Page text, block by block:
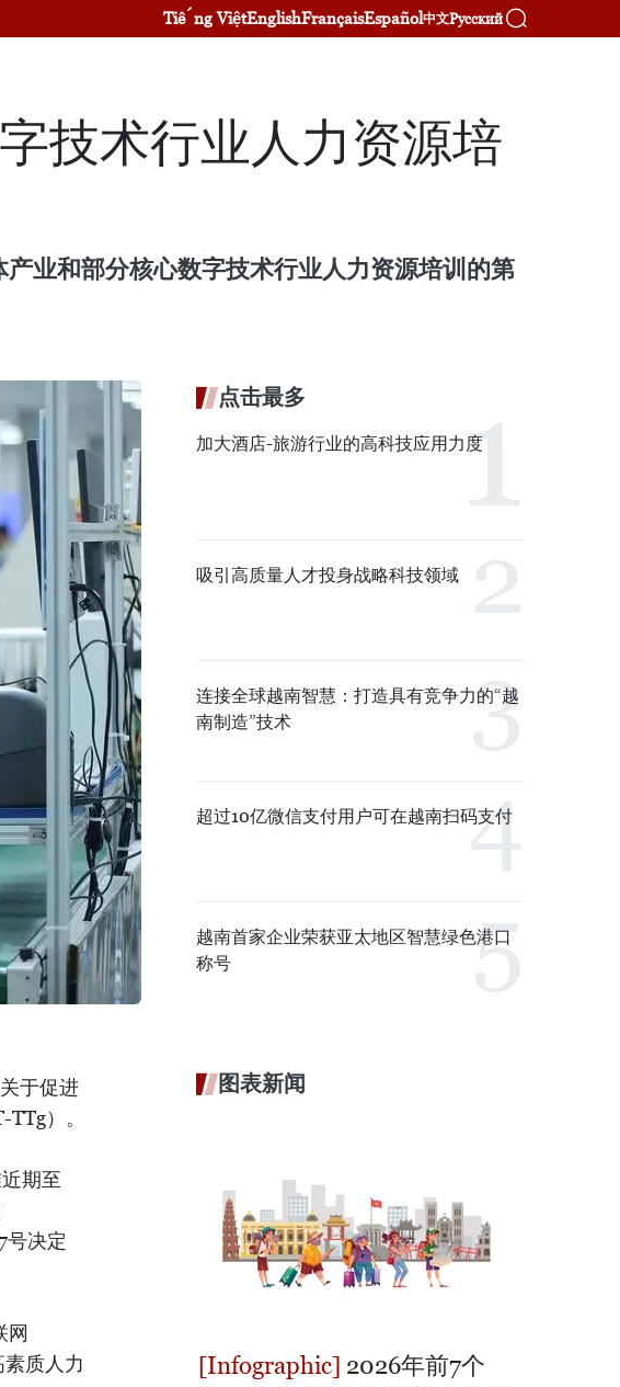
Tiếng ViệtEnglishFrançaisEspañol中文Русский
技术行业人力资源培
业和部分核心数字技术行业人力资源培训的第
于促进
）。
期至
号决定
网
质人力
点击最多
加大酒店-旅游行业的高科技应用力度
吸引高质量人才投身战略科技领域
连接全球越南智慧：打造具有竞争力的“越
南制造”技术
超过10亿微信支付用户可在越南扫码支付
越南首家企业荣获亚太地区智慧绿色港口
称号
图表新闻
2026年前7个